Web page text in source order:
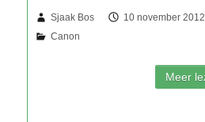
Sjaak Bos 10 november 2012